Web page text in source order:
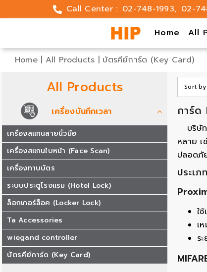
to
Call Center : 02-748-1993, 02-
Home
All
Home| All Products | บัตรคีย์การ์ด (Key Card)
All Products
เครื่องบันทึกเวลา
เครื่องสแกนลายนิ้วมือ
เครื่องสแกนใบหน้า (Face Scan)
เครื่องทาบบัตร
ระบบประตูโรงแรม (Hotel Lock)
ล็อกเกอร์ล็อค (Locker Lock)
Ta Accessories
wiegand controller
บัตรคีย์การ์ด (Key Card)
Sort by
การ์ด
บริษั
หลาย เ
ปลอดภั
ประเ
ใ
เ
ร